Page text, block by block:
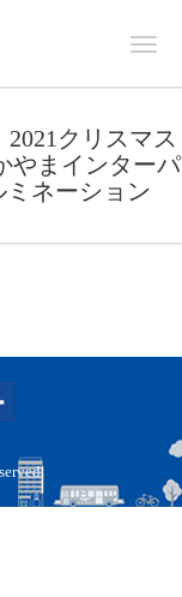
クリスマス
やまインターパ
ミネーション